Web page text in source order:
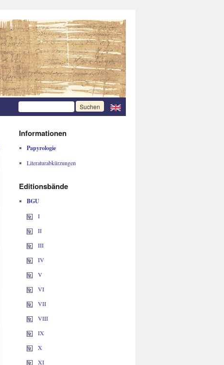
Informationen
Papyrologie
Literaturabkürzungen
Editionsbände
BGU
I
II
III
IV
V
VI
VII
VIII
IX
X
XI